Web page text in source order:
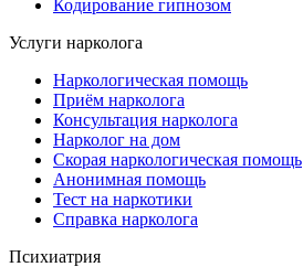
Кодирование гипнозом
Услуги нарколога
Наркологическая помощь
Приём нарколога
Консультация нарколога
Нарколог на дом
Скорая наркологическая помощь
Анонимная помощь
Тест на наркотики
Справка нарколога
Психиатрия